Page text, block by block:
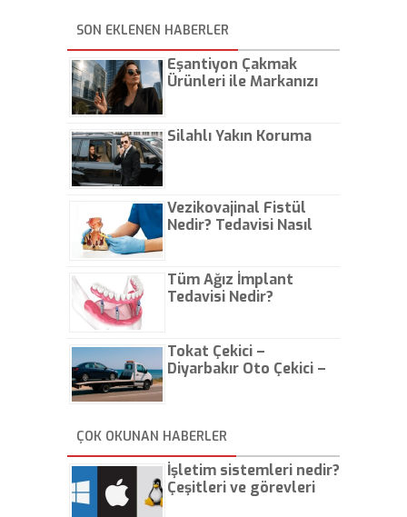
SON EKLENEN HABERLER
Eşantiyon Çakmak
Ürünleri ile Markanızı
Silahlı Yakın Koruma
Vezikovajinal Fistül
Nedir? Tedavisi Nasıl
Tüm Ağız İmplant
Tedavisi Nedir?
Tokat Çekici –
Diyarbakır Oto Çekici –
ÇOK OKUNAN HABERLER
İşletim sistemleri nedir?
Çeşitleri ve görevleri